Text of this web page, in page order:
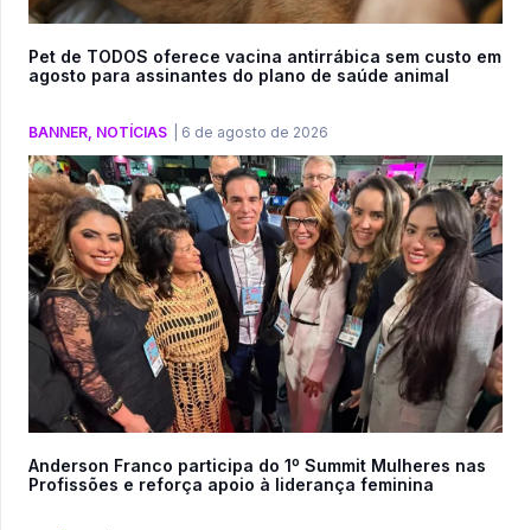
Pet de TODOS oferece vacina antirrábica sem custo em
agosto para assinantes do plano de saúde animal
BANNER NOTÍCIAS 6 de agosto de 2026
Anderson Franco participa do 1º Summit Mulheres nas
Profissões e reforça apoio à liderança feminina